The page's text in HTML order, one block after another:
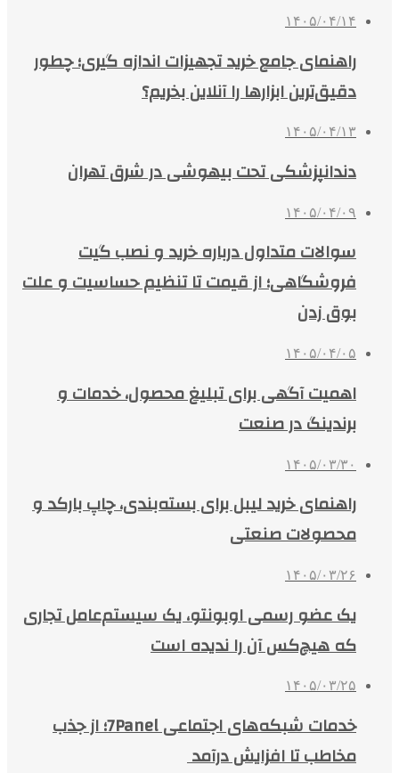
۱۴۰۵/۰۴/۱۴
راهنمای جامع خرید تجهیزات اندازه گیری؛ چطور
دقیق‌ترین ابزارها را آنلاین بخریم؟
۱۴۰۵/۰۴/۱۳
دندانپزشکی تحت بیهوشی در شرق تهران
۱۴۰۵/۰۴/۰۹
سوالات متداول درباره خرید و نصب گیت
فروشگاهی؛ از قیمت تا تنظیم حساسیت و علت
بوق زدن
۱۴۰۵/۰۴/۰۵
اهمیت آگهی برای تبلیغ محصول، خدمات و
برندینگ در صنعت
۱۴۰۵/۰۳/۳۰
راهنمای خرید لیبل برای بسته‌بندی، چاپ بارکد و
محصولات صنعتی
۱۴۰۵/۰۳/۲۶
یک عضو رسمی اوبونتو، یک سیستم‌عامل تجاری
که هیچ‌کس آن را ندیده است
۱۴۰۵/۰۳/۲۵
خدمات شبکه‌های اجتماعی 7Panel؛ از جذب
مخاطب تا افزایش درآمد